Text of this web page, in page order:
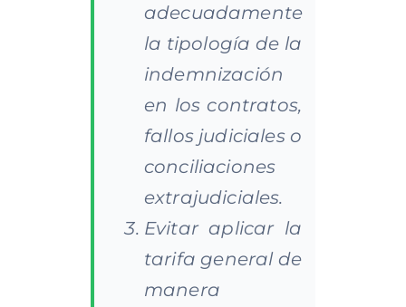
adecuadamente
la tipología de la
indemnización
en los contratos,
fallos judiciales o
conciliaciones
extrajudiciales.
Evitar aplicar la
tarifa general de
manera